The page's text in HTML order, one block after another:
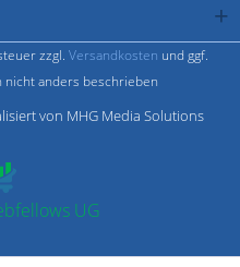
zzgl. Versandkosten und ggf.
nicht anders beschrieben
von MHG Media Solutions
UG